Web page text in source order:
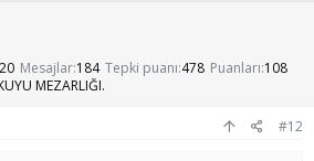
Mesajlar 184 Tepki puanı 478 Puanları 108
MEZARLIĞI.
#12